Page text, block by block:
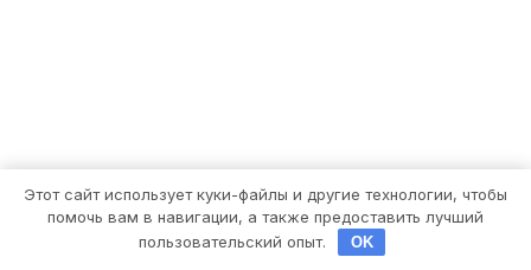
Этот сайт использует куки-файлы и другие технологии, чтобы
помочь вам в навигации, а также предоставить лучший
пользовательский опыт.
OK